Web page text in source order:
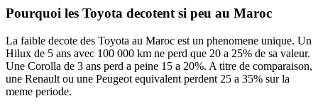
Pourquoi les Toyota decotent si peu au Maroc
La faible decote des Toyota au Maroc est un phenomene unique. Un
Hilux de 5 ans avec 100 000 km ne perd que 20 a 25% de sa valeur.
Une Corolla de 3 ans perd a peine 15 a 20%. A titre de comparaison,
une Renault ou une Peugeot equivalent perdent 25 a 35% sur la
meme periode.